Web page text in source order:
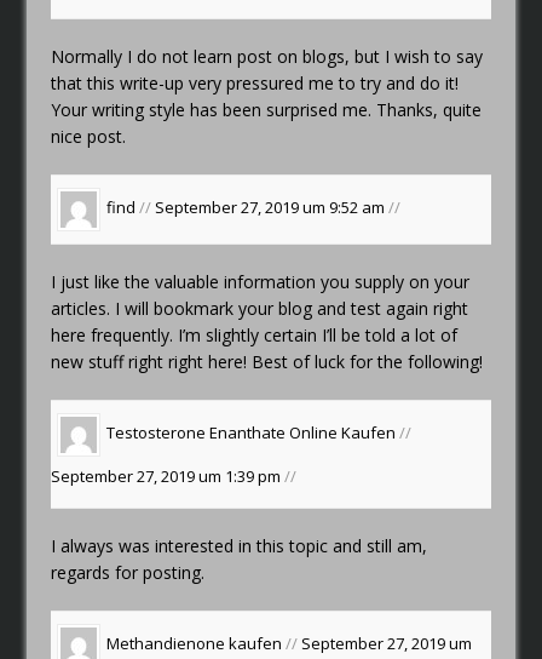
Normally I do not learn post on blogs, but I wish to say
that this write-up very pressured me to try and do it!
Your writing style has been surprised me. Thanks, quite
nice post.
find // September 27, 2019 um 9:52 am//
I just like the valuable information you supply on your
articles. I will bookmark your blog and test again right
here frequently. I’m slightly certain I’ll be told a lot of
new stuff right right here! Best of luck for the following!
Testosterone Enanthate Online Kaufen //
September 27, 2019 um 1:39 pm//
I always was interested in this topic and still am,
regards for posting.
Methandienone kaufen // September 27, 2019 um